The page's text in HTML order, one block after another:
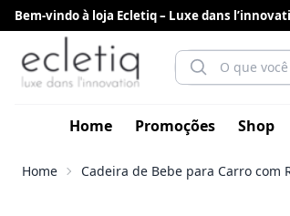
Bem-vindo à loja Ecletiq – Luxe dans
Home Promoções Shop
Home Cadeira de Bebe para Carro com